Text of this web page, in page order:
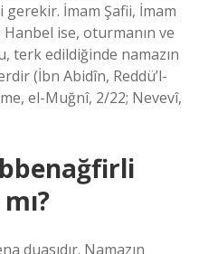
gerekir. İmam Şafii, İmam
ise, oturmanın ve
terk edildiğinde namazın
(İbn Abidîn, Reddü’l-
el-Muğnî, 2/22; Nevevî,
duasıdır. Namazın